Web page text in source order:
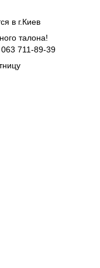
в г.Киев
талона!
711-89-39